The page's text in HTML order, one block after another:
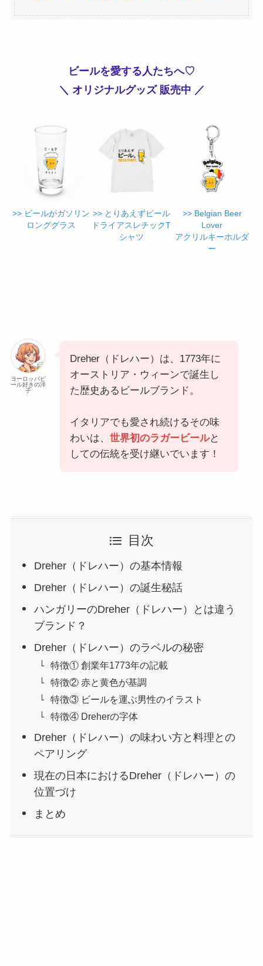
ビールを愛する人たちへ♡
＼ オリジナルグッズ 販売中 ／
>> ビールがガソリン
ロンググラス
>> とりあえずビール
ドライアスレチックT
シャツ
>> Belgian Beer
Lover
アクリルキーホルダ
ー
ヨーロッパビ
ール好きの洋
子
Dreher（ドレハー）は、1773年に
オーストリア・ウィーンで誕生し
た歴史あるビールブランド。
イタリアでも愛され続けるその味
わいは、 世界初のラガービールと
しての伝統を受け継いでいます！
目次
Dreher（ドレハー）の基本情報
Dreher（ドレハー）の誕生秘話
ハンガリーのDreher（ドレハー）とは違う
ブランド？
Dreher（ドレハー）のラベルの秘密
特徴① 創業年1773年の記載
特徴② 赤と黄色が基調
特徴③ ビールを運ぶ男性のイラスト
特徴④ Dreherの字体
Dreher（ドレハー）の味わい方と料理との
ペアリング
現在の日本におけるDreher（ドレハー）の
位置づけ
まとめ